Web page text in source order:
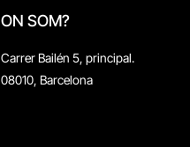
ON SOM?
Carrer Bailén 5, principal.
08010, Barcelona